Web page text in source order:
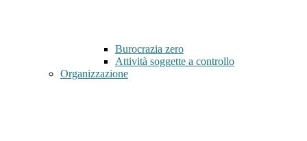
Burocrazia zero
Attività soggette a controllo
Organizzazione